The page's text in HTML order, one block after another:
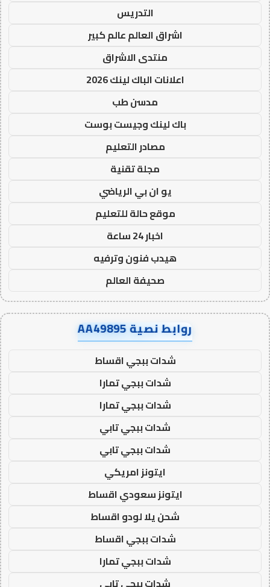
التدريس
اشراق العالم عالم كبير
منتدى الاشراق
اعلانات الباك لينك 2026
مدسن طب
باك لينك وجيست بوست
مصادر التعليم
مجلة تقنية
يو ان بي الرياضي
موقع حالة للتعليم
اخبار 24 ساعة
هيدب فنون وترفيه
صحيفة العالم
روابط نصية AA49895
شدات ببجي اقساط
شدات ببجي تمارا
شدات ببجي تمارا
شدات ببجي تابي
شدات ببجي تابي
ايتونز امريكي
ايتونز سعودي اقساط
شحن يلا لودو اقساط
شدات ببجي اقساط
شدات ببجي تمارا
شدات ببجي تابي